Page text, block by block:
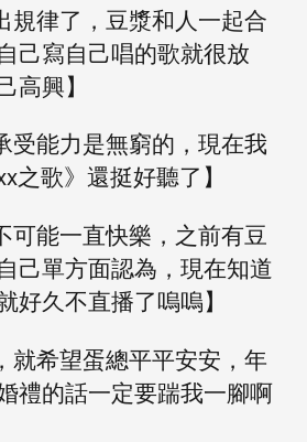
規律了，豆漿和人一起合
己寫自己唱的歌就很放
高興】
受能力是無窮的，現在我
之歌》還挺好聽了】
可能一直快樂，之前有豆
己單方面認為，現在知道
好久不直播了嗚嗚】
就希望蛋總平平安安，年
禮的話一定要踹我一腳啊